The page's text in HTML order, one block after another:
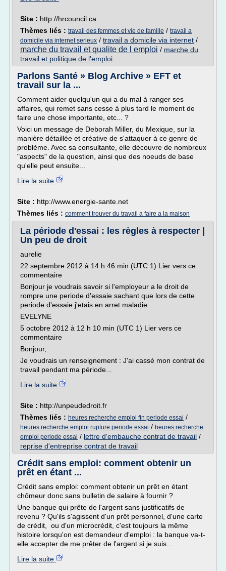
Site : http://hrcouncil.ca
Thèmes liés : travail des femmes et vie de famille / travail a
domicile via internet serieux / travail a domicile via internet /
marche du travail et qualite de l emploi / marche du
travail et politique de l'emploi
Parlons Santé » Blog Archive » EFT et
travail sur la ...
Comment aider quelqu'un qui a du mal à ranger ses
affaires, qui remet sans cesse à plus tard le moment de
faire une chose importante, etc... ?
Voici un message de Deborah Miller, du Mexique, sur la
manière détaillée et créative de s'attaquer à ce genre de
problème. Avec sa consultante, elle découvre de nombreux
"aspects" de la question, ainsi que des noeuds de base
qu'elle peut ensuite...
Lire la suite
Site : http://www.energie-sante.net
Thèmes liés : comment trouver du travail a faire a la maison
La période d'essai : les règles à respecter |
Un peu de droit
aurelie
22 septembre 2012 à 14 h 46 min (UTC 1) Lier vers ce
commentaire
Bonjour je voudrais savoir si l'employeur a le droit de
rompre une periode d'essaie sachant que lors de cette
periode d'essaie j'etais en arret maladie .
EVELYNE
5 octobre 2012 à 12 h 10 min (UTC 1) Lier vers ce
commentaire
Bonjour,
Je voudrais un renseignement : J'ai cassé mon contrat de
travail pendant ma période...
Lire la suite
Site : http://unpeudedroit.fr
Thèmes liés : heures recherche emploi fin periode essai /
heures recherche emploi rupture periode essai / heures recherche
emploi periode essai / lettre d'embauche contrat de travail /
reprise d'entreprise contrat de travail
Crédit sans emploi: comment obtenir un
prêt en étant ...
Crédit sans emploi: comment obtenir un prêt en étant
chômeur donc sans bulletin de salaire à fournir ?
Une banque qui prête de l'argent sans justificatifs de
revenu ? Qu'ils s'agissent d'un prêt personnel, d'une carte
de crédit, ou d'un microcrédit, c'est toujours la même
histoire lorsqu'on est demandeur d'emploi : la banque va-t-
elle accepter de me prêter de l'argent si je suis...
Lire la suite